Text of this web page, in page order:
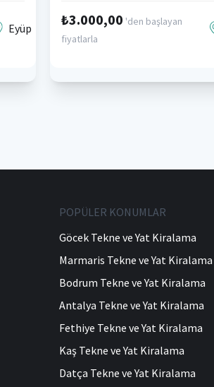
Eyüp ₺3.000,00 'den başlayan
fiyatlarla
POPÜLER KONUMLAR
Göcek Tekne ve Yat Kiralama
Marmaris Tekne ve Yat Kiralama
Bodrum Tekne ve Yat Kiralama
Antalya Tekne ve Yat Kiralama
Fethiye Tekne ve Yat Kiralama
Kaş Tekne ve Yat Kiralama
Datça Tekne ve Yat Kiralama